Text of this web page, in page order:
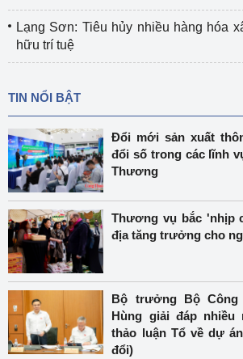
Lạng Sơn: Tiêu hủy nhiều hàng hóa
hữu trí tuệ
TIN NỔI BẬT
Đổi mới sản xuất
đổi số trong các lĩnh
Thương
Thương vụ bắc 'nhịp
địa tăng trưởng cho
Bộ trưởng Bộ Công
Hùng giải đáp nhiều
thảo luận Tổ về dự
đổi)